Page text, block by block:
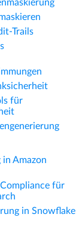
Trails
für
in Amazon
für
in Snowflake